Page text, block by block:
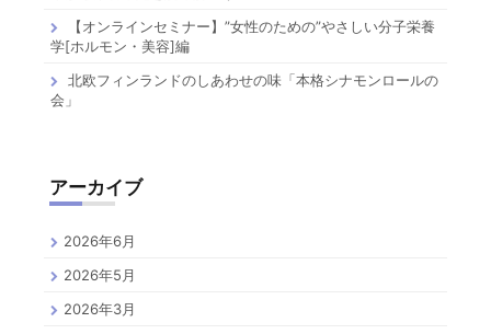
【オンラインセミナー】”女性のための”やさしい分子栄養
学[ホルモン・美容]編
北欧フィンランドのしあわせの味「本格シナモンロールの
会」
アーカイブ
2026年6月
2026年5月
2026年3月